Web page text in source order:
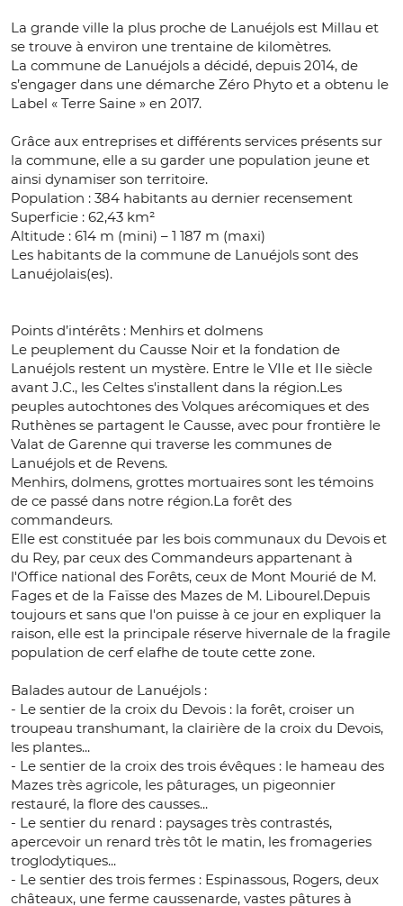
La grande ville la plus proche de Lanuéjols est Millau et
se trouve à environ une trentaine de kilomètres.
La commune de Lanuéjols a décidé, depuis 2014, de
s’engager dans une démarche Zéro Phyto et a obtenu le
Label « Terre Saine » en 2017.
Grâce aux entreprises et différents services présents sur
la commune, elle a su garder une population jeune et
ainsi dynamiser son territoire.
Population : 384 habitants au dernier recensement
Superficie : 62,43 km²
Altitude : 614 m (mini) – 1 187 m (maxi)
Les habitants de la commune de Lanuéjols sont des
Lanuéjolais(es).
Points d’intérêts : Menhirs et dolmens
Le peuplement du Causse Noir et la fondation de
Lanuéjols restent un mystère. Entre le VIIe et IIe siècle
avant J.C., les Celtes s'installent dans la région.Les
peuples autochtones des Volques arécomiques et des
Ruthènes se partagent le Causse, avec pour frontière le
Valat de Garenne qui traverse les communes de
Lanuéjols et de Revens.
Menhirs, dolmens, grottes mortuaires sont les témoins
de ce passé dans notre région.La forêt des
commandeurs.
Elle est constituée par les bois communaux du Devois et
du Rey, par ceux des Commandeurs appartenant à
l'Office national des Forêts, ceux de Mont Mourié de M.
Fages et de la Faïsse des Mazes de M. Libourel.Depuis
toujours et sans que l'on puisse à ce jour en expliquer la
raison, elle est la principale réserve hivernale de la fragile
population de cerf elafhe de toute cette zone.
Balades autour de Lanuéjols :
- Le sentier de la croix du Devois : la forêt, croiser un
troupeau transhumant, la clairière de la croix du Devois,
les plantes...
- Le sentier de la croix des trois évêques : le hameau des
Mazes très agricole, les pâturages, un pigeonnier
restauré, la flore des causses...
- Le sentier du renard : paysages très contrastés,
apercevoir un renard très tôt le matin, les fromageries
troglodytiques...
- Le sentier des trois fermes : Espinassous, Rogers, deux
châteaux, une ferme caussenarde, vastes pâtures à